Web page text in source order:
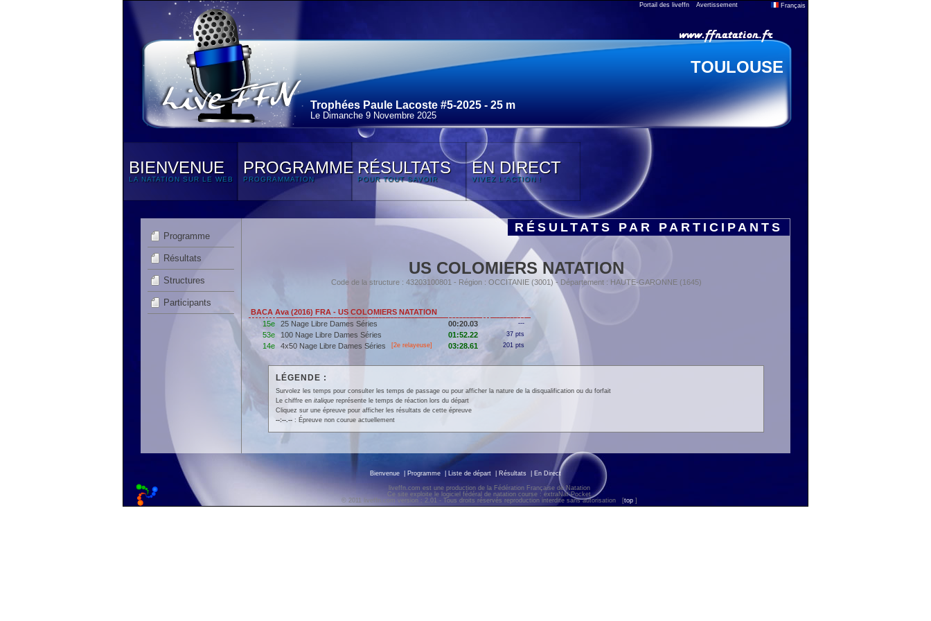
Portail des liveffn Avertissement Français
TOULOUSE
Trophées Paule Lacoste #5-2025 - 25 m
Le Dimanche 9 Novembre 2025
BIENVENUE
LA NATATION SUR LE WEB
PROGRAMME
PROGRAMMATION
RÉSULTATS
POUR TOUT SAVOIR
EN DIRECT
VIVEZ L'ACTION !
Programme
Résultats
Structures
Participants
RÉSULTATS PAR PARTICIPANTS
US COLOMIERS NATATION
Code de la structure : 43203100801 - Région : OCCITANIE (3001) - Département : HAUTE-GARONNE (1645)
BACA Ava (2016) FRA - US COLOMIERS NATATION
15e
25 Nage Libre Dames Séries 00:20.03 ---
53e 100 Nage Libre Dames Séries 01:52.22 37 pts
14e 4x50 Nage Libre Dames Séries [2e relayeuse] 03:28.61 201 pts
LÉGENDE :
Survolez les temps pour consulter les temps de passage ou pour afficher la nature de la disqualification ou du forfait
Le chiffre en italiquereprésente le temps de réaction lors du départ
Cliquez sur une épreuve pour afficher les résultats de cette épreuve
--:--.--: Épreuve non courue actuellement
Bienvenue Programme Liste de départ Résultats En Direct
liveffn.com est une production de la Fédération Française de Natation
Ce site exploite le logiciel fédéral de natation course : extraNat-Pocket
© 2011 liveffn.com version : 2.01 - Tous droits réservés reproduction interdite sans autorisation
[top ]